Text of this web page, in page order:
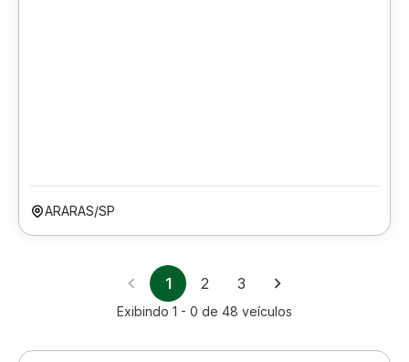
ARARAS/SP
1 2 3
Exibindo 1 - 0 de 48 veículos